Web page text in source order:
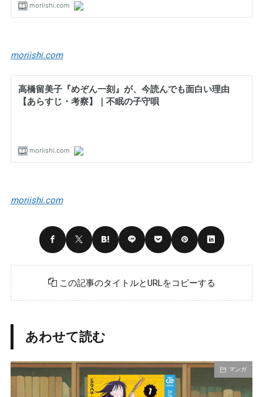
moriishi.com
moriishi.com
この記事のタイトルとURLをコピーする
あわせて読む
マンガ